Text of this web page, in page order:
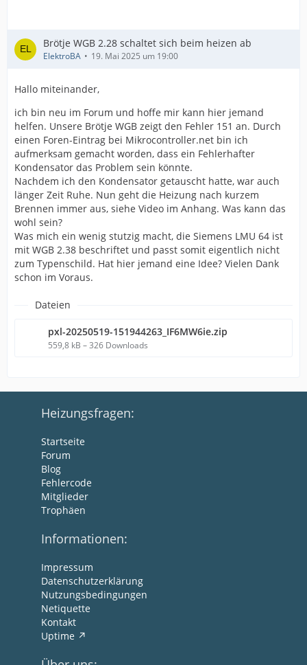
Brötje WGB 2.28 schaltet sich beim heizen ab
ElektroBA 19. Mai 2025 um 19:00
Hallo miteinander,
ich bin neu im Forum und hoffe mir kann hier jemand
helfen. Unsere Brötje WGB zeigt den Fehler 151 an. Durch
einen Foren-Eintrag bei Mikrocontroller.net bin ich
aufmerksam gemacht worden, dass ein Fehlerhafter
Kondensator das Problem sein könnte.
Nachdem ich den Kondensator getauscht hatte, war auch
länger Zeit Ruhe. Nun geht die Heizung nach kurzem
Brennen immer aus, siehe Video im Anhang. Was kann das
wohl sein?
Was mich ein wenig stutzig macht, die Siemens LMU 64 ist
mit WGB 2.38 beschriftet und passt somit eigentlich nicht
zum Typenschild. Hat hier jemand eine Idee? Vielen Dank
schon im Voraus.
Dateien
pxl-20250519-151944263_IF6MW6ie.zip
559,8 kB – 326 Downloads
Heizungsfragen:
Startseite
Forum
Blog
Fehlercode
Mitglieder
Trophäen
Informationen:
Impressum
Datenschutzerklärung
Nutzungsbedingungen
Netiquette
Kontakt
Uptime